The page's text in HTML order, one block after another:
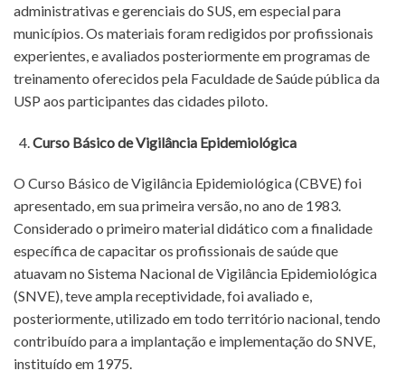
administrativas e gerenciais do SUS, em especial para
municípios. Os materiais foram redigidos por profissionais
experientes, e avaliados posteriormente em programas de
treinamento oferecidos pela Faculdade de Saúde pública da
USP aos participantes das cidades piloto.
Curso Básico de Vigilância Epidemiológica
O Curso Básico de Vigilância Epidemiológica (CBVE) foi
apresentado, em sua primeira versão, no ano de 1983.
Considerado o primeiro material didático com a finalidade
específica de capacitar os profissionais de saúde que
atuavam no Sistema Nacional de Vigilância Epidemiológica
(SNVE), teve ampla receptividade, foi avaliado e,
posteriormente, utilizado em todo território nacional, tendo
contribuído para a implantação e implementação do SNVE,
instituído em 1975.